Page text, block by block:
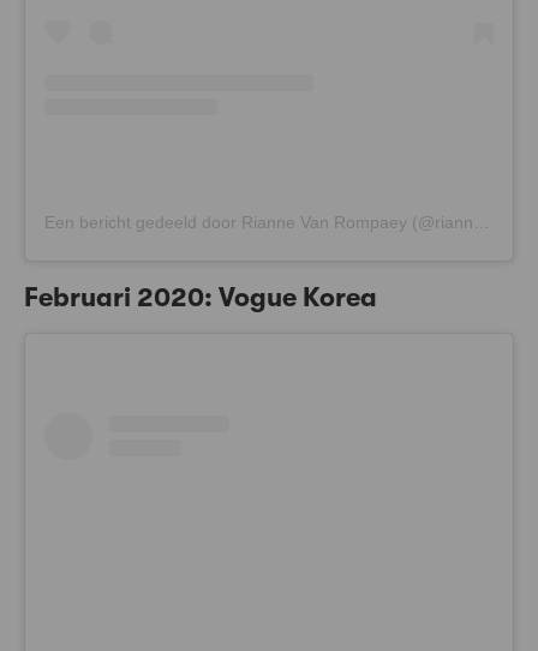
Een bericht gedeeld door Rianne Van Rompaey (@riannevanrompaey)
Februari 2020: Vogue Korea